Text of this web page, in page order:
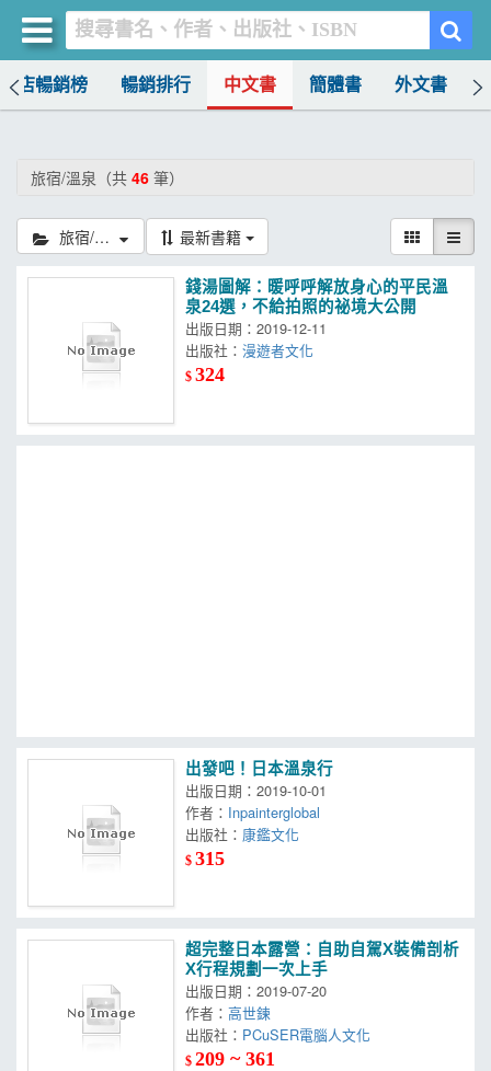
書店暢銷榜 暢銷排行 中文書 簡體書 外文書
旅宿/溫泉（共 46 筆）
旅宿/溫泉 最新書籍
錢湯圖解：暖呼呼解放身心的平民溫
泉24選，不給拍照的祕境大公開
出版日期：2019-12-11
出版社：漫遊者文化
$324
出發吧！日本溫泉行
出版日期：2019-10-01
作者： Inpainterglobal
出版社：
$315
超完整日本露營：自助自駕X裝備剖析
X行程規劃一次上手
出版日期：2019-07-20
作者：高世鍊
出版社：
$209 ~ 361
買書網
書店暢銷榜
簡體書
外文書